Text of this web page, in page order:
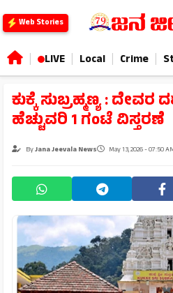
Web Stories
| LIVE | Local | Crime |
ಕುಕ್ಕೆ ಸುಬ್ರಹ್ಮಣ್ಯ :
ಹೆಚ್ಚುವರಿ 1 ಗಂಟೆ ವಿಸ್ತರಣೆ
ByJana Jeevala News May 13, 2026 - 07:50